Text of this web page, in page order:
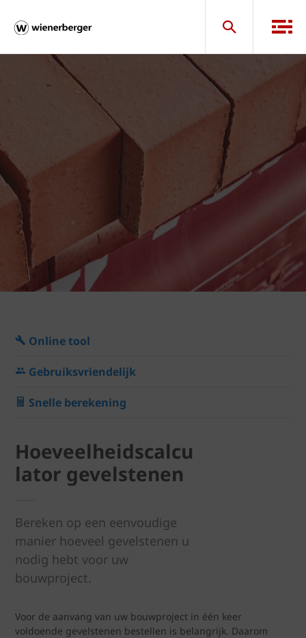
Online tool
Gebruiksvriendelijk
Snelle berekening
Hoeveelheidscalcu
lator gevelstenen
Bereken op een eenvoudige
manier hoeveel gevelstenen u
nodig hebt voor uw
bouwproject.
Voor de aanvang van uw bouwproject in één keer
voldoende gevelstenen bestellen is belangrijk. Daarom